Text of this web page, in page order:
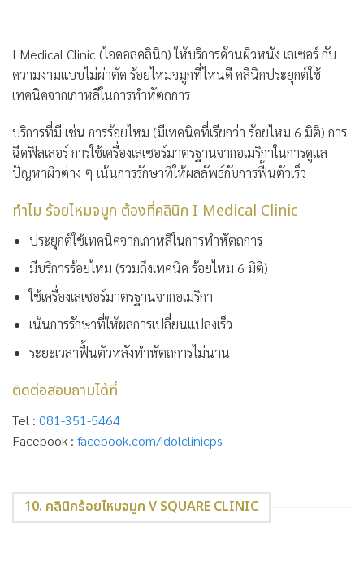
I Medical Clinic (ไอดอลคลินิก)ให้บริการด้านผิวหนัง เลเซอร์ กับ
ความงามแบบไม่ผ่าตัด ร้อยไหมจมูกที่ไหนดี คลินิกประยุกต์ใช้
เทคนิคจากเกาหลีในการทำหัตถการ
บริการที่มี เช่น การร้อยไหม (มีเทคนิคที่เรียกว่า ร้อยไหม 6 มิติ) การ
ฉีดฟิลเลอร์ การใช้เครื่องเลเซอร์มาตรฐานจากอเมริกาในการดูแล
ปัญหาผิวต่าง ๆ เน้นการรักษาที่ให้ผลลัพธ์กับการฟื้นตัวเร็ว
ทำไม ร้อยไหมจมูก ต้องที่คลินิก I Medical Clinic
ประยุกต์ใช้เทคนิคจากเกาหลีในการทำหัตถการ
มีบริการร้อยไหม (รวมถึงเทคนิค ร้อยไหม 6 มิติ)
ใช้เครื่องเลเซอร์มาตรฐานจากอเมริกา
เน้นการรักษาที่ให้ผลการเปลี่ยนแปลงเร็ว
ระยะเวลาฟื้นตัวหลังทำหัตถการไม่นาน
ติดต่อสอบถามได้ที่
Tel : 081-351-5464
Facebook : facebook.com/idolclinicps
10. คลินิกร้อยไหมจมูก V SQUARE CLINIC